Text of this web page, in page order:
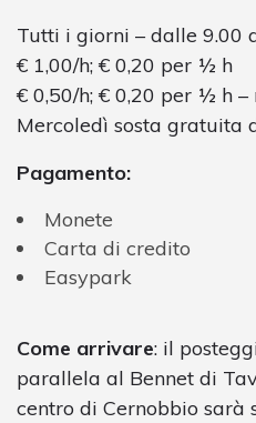
Tutti i giorni – dalle 9.00
€ 1,00/h; € 0,20 per ½ h
€ 0,50/h; € 0,20 per ½ h –
Mercoledì sosta gratuita
Pagamento:
Monete
Carta di credito
Easypark
Come arrivare: il
parallela al Bennet di
centro di Cernobbio